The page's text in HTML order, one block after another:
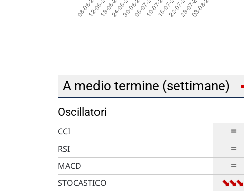
A medio termine (settimane)
Oscillatori
CCI =
RSI =
MACD =
STOCASTICO ➡
➡
➡